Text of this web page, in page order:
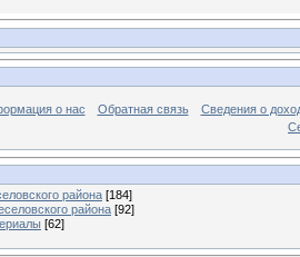
о нас Обратная связь
Сведения о
района [184]
района [92]
[62]